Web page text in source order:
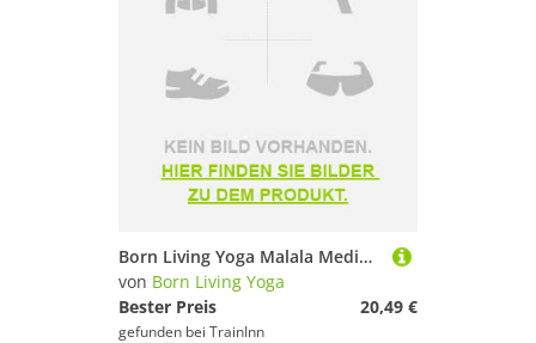
Born Living Yoga Malala Medium Support Sports Top Lila S Frau
von Born Living Yoga
Bester Preis
20,49 €
gefunden bei TrainInn